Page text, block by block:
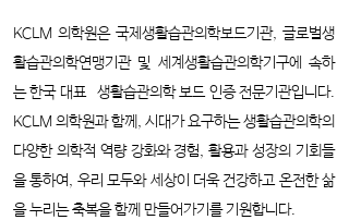
KCLM 의학원은 국제생활습관의학보드기관, 글로벌생
활습관의학연맹기관 및 세계생활습관의학기구에 속하
는 한국 대표 생활습관의학 보드 인증 전문기관입니다.
KCLM 의학원과 함께, 시대가 요구하는 생활습관의학의
다양한 의학적 역량 강화와 경험, 활용과 성장의 기회들
을 통하여, 우리 모두와 세상이 더욱 건강하고 온전한 삶
을 누리는 축복을 함께 만들어가기를 기원합니다.